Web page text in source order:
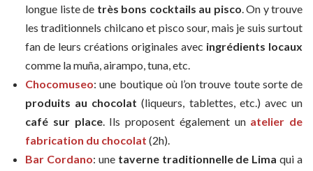
longue liste de très bons cocktails au pisco. On y trouve
les traditionnels chilcano et pisco sour, mais je suis surtout
fan de leurs créations originales avec ingrédients locaux
comme la muña, airampo, tuna, etc.
Chocomuseo: une boutique où l’on trouve toute sorte de
produits au chocolat (liqueurs, tablettes, etc.) avec un
café sur place. Ils proposent également un atelier de
fabrication du chocolat (2h).
Bar Cordano: unetaverne traditionnelle de Lima qui a